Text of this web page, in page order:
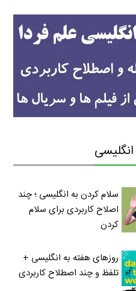
سلام کردن به انگلیسی ؛ چند
اصلاح کاربردی برای سلام
کردن
روزهای هفته به انگلیسی +
تلفظ و چند اصطلاح کاربردی